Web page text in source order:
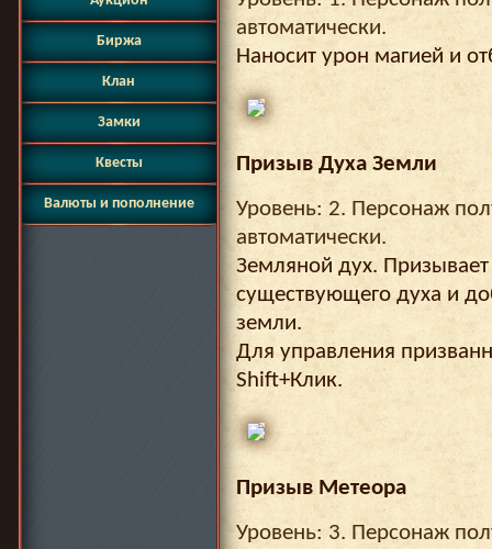
Биржа
Клан
Замки
Квесты
Валюты и пополнение
автоматически.
Наносит урон магией и
Призыв Духа Земли
Уровень: 2. Персонаж
автоматически.
Земляной дух.
существующего духа и
земли.
Для управления
Shift+Клик.
Призыв Метеора
Уровень: 3. Персонаж